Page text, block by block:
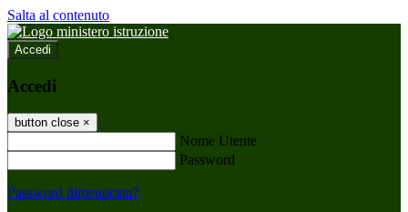
Salta al contenuto
Accedi
Accedi
button close ×
Nome Utente
Password
Password dimenticata?